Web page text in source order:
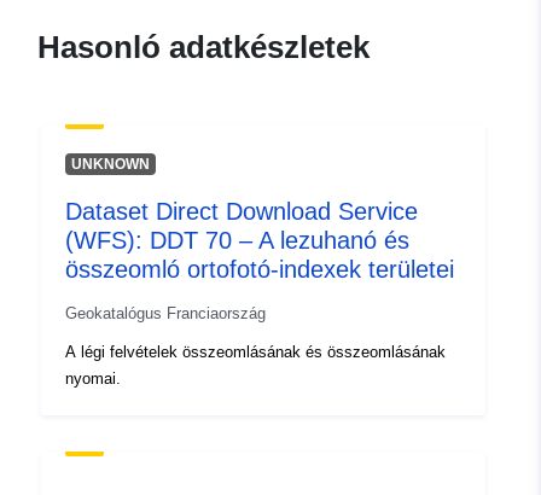
98f634debcf0
Típus:
Erőforrás:
http://inspire.ec.europa.eu/
codelist/SpatialDataServiceType/
Hasonló adatkészletek
UNKNOWN
Dataset Direct Download Service
(WFS): DDT 70 – A lezuhanó és
összeomló ortofotó-indexek területei
Geokatalógus Franciaország
A légi felvételek összeomlásának és összeomlásának
nyomai.